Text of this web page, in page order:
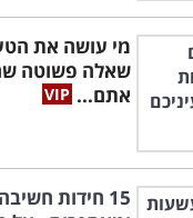
מי עושה את
שאלה פשוטה
אתם...
15 חידות